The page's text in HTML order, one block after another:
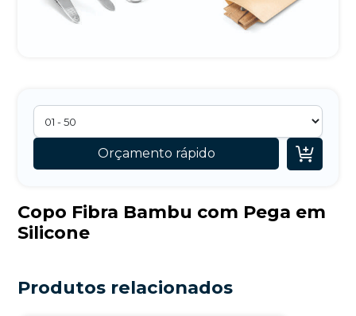
Orçamento rápido 
Copo Fibra Bambu com Pega em
Silicone
Produtos relacionados